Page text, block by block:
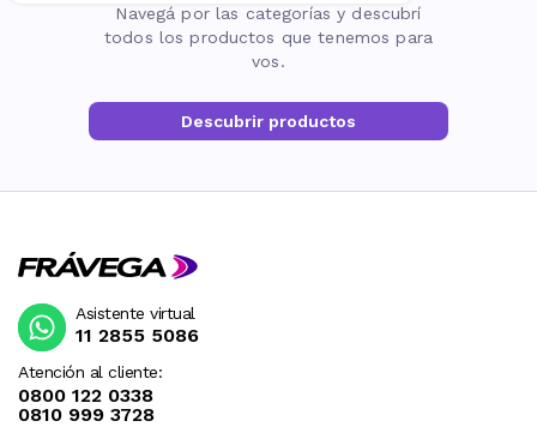
Navegá por las categorías y descubrí
todos los productos que tenemos para
vos.
Descubrir productos
Atención al cliente:
0800 122 0338
0810 999 3728
Asistente virtual
11 2855 5086